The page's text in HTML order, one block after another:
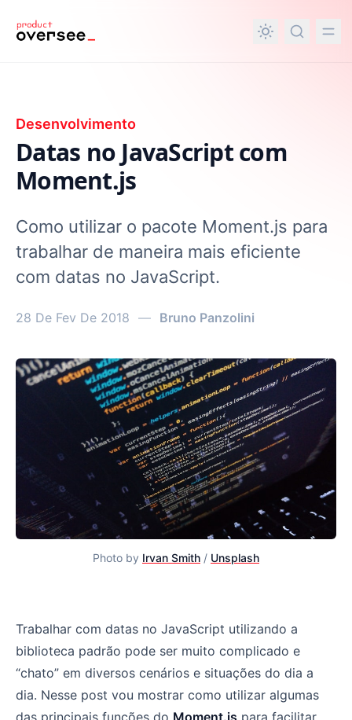
principal
Desenvolvimento
Datas no JavaScript com
Moment.js
Como utilizar o pacote Moment.js para
trabalhar de maneira mais eficiente
com datas no JavaScript.
28 De Fev De 2018 — Bruno Panzolini
Photo by Irvan Smith / Unsplash
Datas no JavaScript com Moment.js
Trabalhar com datas no JavaScript utilizando a
biblioteca padrão pode ser muito complicado e
“chato” em diversos cenários e situações do dia a
dia. Nesse post vou mostrar como utilizar algumas
das principais funções do Moment.js para facilitar